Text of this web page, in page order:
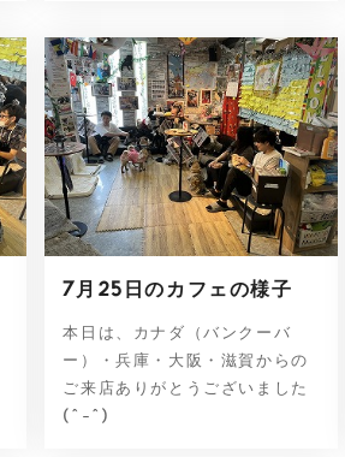
7月25日のカフェの様子
本日は、カナダ（バンクーバ
ー）・兵庫・大阪・滋賀からの
ご来店ありがとうございました
(^-^)